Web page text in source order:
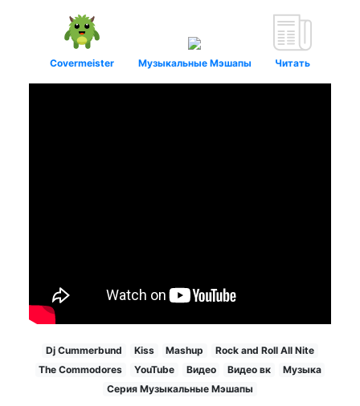
Covermeister Музыкальные Мэшапы Читать
Dj Cummerbund Kiss Mashup
Rock and Roll All Nite
The Commodores
YouTube Видео Видео вк
Музыка
Серия Музыкальные Мэшапы